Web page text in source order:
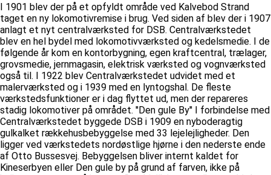
I 1901 blev der på et opfyldt område ved Kalvebod Strand
taget en ny lokomotivremise i brug. Ved siden af blev der i 1907
anlagt et nyt centralværksted for DSB. Centralværkstedet
blev en hel bydel med lokomotivværksted og kedelsmedie. I de
følgende år kom en kontorbygning, egen kraftcentral, trælager,
grovsmedie, jernmagasin, elektrisk værksted og vognværksted
også til. I 1922 blev Centralværkstedet udvidet med et
malerværksted og i 1939 med en lyntogshal. De fleste
værkstedsfunktioner er i dag flyttet ud, men der repareres
stadig lokomotiver på området. ''Den gule By'' I forbindelse med
Centralværkstedet byggede DSB i 1909 en nyboderagtig
gulkalket rækkehusbebyggelse med 33 lejelejligheder. Den
ligger ved værkstedets nordøstlige hjørne i den nederste ende
af Otto Bussesvej. Bebyggelsen bliver internt kaldet for
Kineserbyen eller Den gule by på grund af farven, ikke på